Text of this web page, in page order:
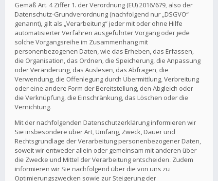
Gemäß Art. 4 Ziffer 1. der Verordnung (EU) 2016/679, also der
Datenschutz-Grundverordnung (nachfolgend nur „DSGVO“
genannt), gilt als „Verarbeitung“ jeder mit oder ohne Hilfe
automatisierter Verfahren ausgeführter Vorgang oder jede
solche Vorgangsreihe im Zusammenhang mit
personenbezogenen Daten, wie das Erheben, das Erfassen,
die Organisation, das Ordnen, die Speicherung, die Anpassung
oder Veränderung, das Auslesen, das Abfragen, die
Verwendung, die Offenlegung durch Übermittlung, Verbreitung
oder eine andere Form der Bereitstellung, den Abgleich oder
die Verknüpfung, die Einschränkung, das Löschen oder die
Vernichtung.
Mit der nachfolgenden Datenschutzerklärung informieren wir
Sie insbesondere über Art, Umfang, Zweck, Dauer und
Rechtsgrundlage der Verarbeitung personenbezogener Daten,
soweit wir entweder allein oder gemeinsam mit anderen über
die Zwecke und Mittel der Verarbeitung entscheiden. Zudem
informieren wir Sie nachfolgend über die von uns zu
Optimierungszwecken sowie zur Steigerung der